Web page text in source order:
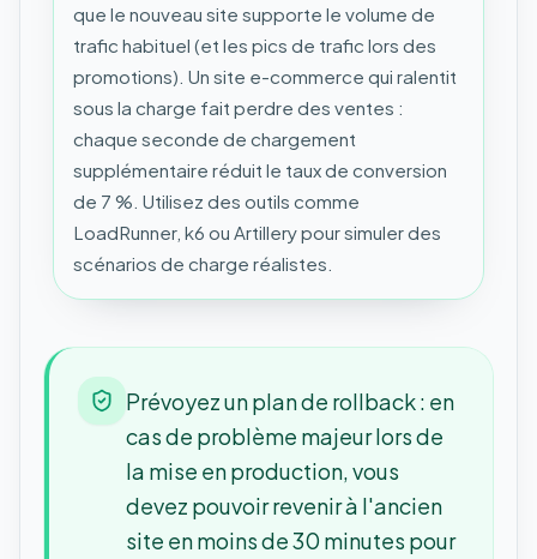
que le nouveau site supporte le volume de
trafic habituel (et les pics de trafic lors des
promotions). Un site e-commerce qui ralentit
sous la charge fait perdre des ventes :
chaque seconde de chargement
supplémentaire réduit le taux de conversion
de 7 %. Utilisez des outils comme
LoadRunner, k6 ou Artillery pour simuler des
scénarios de charge réalistes.
Prévoyez un plan de rollback : en
cas de problème majeur lors de
la mise en production, vous
devez pouvoir revenir à l'ancien
site en moins de 30 minutes pour